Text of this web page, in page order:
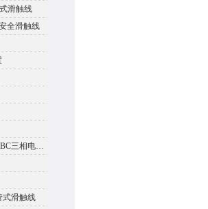
滑触线
全滑触线
Yh-hcx滑触线专用ABC三相电压信号指示灯
式滑触线